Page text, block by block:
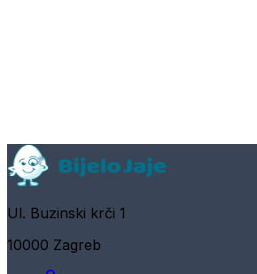
Ul. Buzinski krči 1
10000 Zagreb